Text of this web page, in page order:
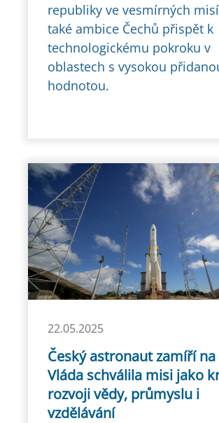
republiky ve vesmírných
také ambice Čechů přispět k
technologickému pokroku v
oblastech s vysokou
hodnotou.
22.05.2025
Český astronaut zamíří na
Vláda schválila misi jako
rozvoji vědy, průmyslu i
vzdělávání